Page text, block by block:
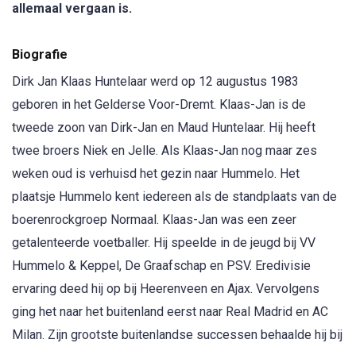
allemaal vergaan is.
Biografie
Dirk Jan Klaas Huntelaar werd op 12 augustus 1983
geboren in het Gelderse Voor-Dremt. Klaas-Jan is de
tweede zoon van Dirk-Jan en Maud Huntelaar. Hij heeft
twee broers Niek en Jelle. Als Klaas-Jan nog maar zes
weken oud is verhuisd het gezin naar Hummelo. Het
plaatsje Hummelo kent iedereen als de standplaats van de
boerenrockgroep Normaal. Klaas-Jan was een zeer
getalenteerde voetballer. Hij speelde in de jeugd bij VV
Hummelo & Keppel, De Graafschap en PSV. Eredivisie
ervaring deed hij op bij Heerenveen en Ajax. Vervolgens
ging het naar het buitenland eerst naar Real Madrid en AC
Milan. Zijn grootste buitenlandse successen behaalde hij bij